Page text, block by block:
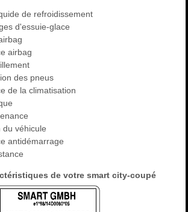
de refroidissement
d'essuie-glace
airbag
des pneus
de la climatisation
du véhicule
antidémarrage
de votre smart city-coupé